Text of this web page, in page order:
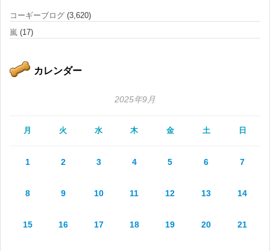
コーギーブログ (3,620)
嵐 (17)
カレンダー
2025年9月
月 火 水 木 金 土 日
1 2 3 4 5 6 7
8 9 10 11 12 13 14
15 16 17 18 19 20 21